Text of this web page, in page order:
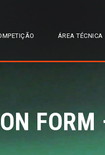
ÁREA TÉCNICA